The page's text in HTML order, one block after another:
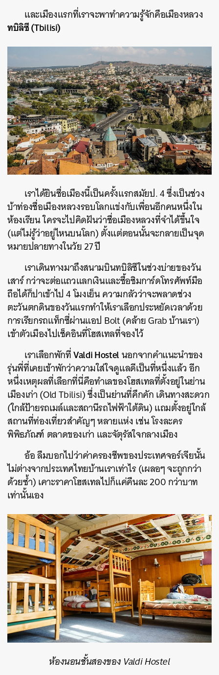
และเมืองแรกที่เราจะพาทำความรู้จักคือเมืองหลวง
ทบิลิซี (Tbilisi)
เราได้ยินชื่อเมืองนี้เป็นครั้งแรกสมัยป. 4 ซึ่งเป็นช่วง
บ้าท่องชื่อเมืองหลวงรอบโลกแข่งกับเพื่อนอีกคนหนึ่งใน
ห้องเรียน ใครจะไปคิดฝันว่าชื่อเมืองหลวงที่จำได้ขึ้นใจ
(แต่ไม่รู้ว่าอยู่ไหนบนโลก) ตั้งแต่ตอนนั้นจะกลายเป็นจุด
หมายปลายทางในวัย 27 ปี
เราเดินทางมาถึงสนามบินทบิลิซีในช่วงบ่ายของวัน
เสาร์ กว่าจะต่อแถวแลกเงินและซื้อซิมการ์ดโทรศัพท์มือ
ถือได้ก็ปาเข้าไป 4 โมงเย็น ความกลัวว่าจะพลาดช่วง
ตะวันตกดินของวันแรกทำให้เราเลือกประหยัดเวลาด้วย
การเรียกรถแท็กซี่ผ่านแอป Bolt (คล้าย Grab บ้านเรา)
เข้าตัวเมืองไปเช็คอินที่โฮสเทลที่จองไว้
เราเลือกพักที่Valdi Hostelนอกจากคำแนะนำของ
รุ่นพี่ที่เคยเข้าพักว่าความใส่ใจดูแลดีเป็นที่หนึ่งแล้ว อีก
หนึ่งเหตุผลที่เลือกที่นี่คือทำเลของโฮสเทลที่ตั้งอยู่ในย่าน
เมืองเก่า (Old Tbilisi) ซึ่งเป็นย่านที่คึกคัก เดินทางสะดวก
(ใกล้ป้ายรถเมล์และสถานีรถไฟฟ้าใต้ดิน) แถมตั้งอยู่ใกล้
สถานที่ท่องเที่ยวสำคัญๆ หลายแห่ง เช่น โรงละคร
พิพิธภัณฑ์ ตลาดของเก่า และจัตุรัสใจกลางเมือง
อ้อ ลืมบอกไปว่าค่าครองชีพของประเทศจอร์เจียนั้น
ไม่ต่างจากประเทศไทยบ้านเราเท่าไร (เผลอๆ จะถูกกว่า
ด้วยซ้ำ) เคาะราคาโฮสเทลไปก็แค่คืนละ 200 กว่าบาท
เท่านั้นเอง
ห้องนอนชั้นสองของ Valdi Hostel